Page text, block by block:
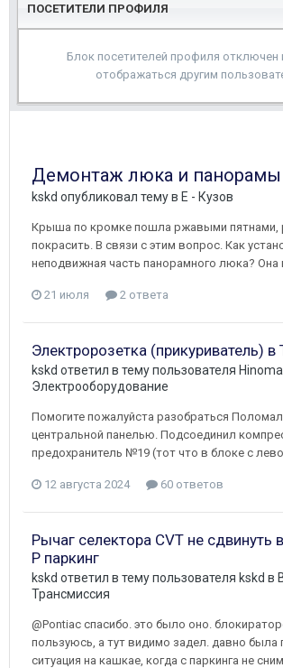
ПОСЕТИТЕЛИ ПРОФИЛЯ
Блок посетителей профиля отключен
отображаться другим
Демонтаж люка и панорамы
kskd опубликовал тему в E - Кузов
Крыша по кромке пошла ржавыми пятнами,
покрасить. В связи с этим вопрос. Как
неподвижная часть панорамного люка? Она
21 июля 2 ответа
Электророзетка (прикуриватель) в
kskd ответил в тему пользователя
Электрооборудование
Помогите пожалуйста разобраться
центральной панелью. Подсоединил
предохранитель №19 (тот что в блоке с
12 августа 2024 60 ответов
Рычаг селектора CVT не сдвинуть
P паркинг
kskd ответил в тему пользователя kskd в
Трансмиссия
@Pontiac спасибо. это было оно.
пользуюсь, а тут видимо задел. давно была
ситуация на кашкае, когда с паркинга не